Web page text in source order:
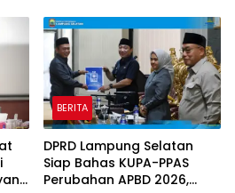
Ketenagakerjaan
BERITA
DPRD Lampung Selatan
Siap Bahas KUPA-PPAS
Perubahan APBD 2026,